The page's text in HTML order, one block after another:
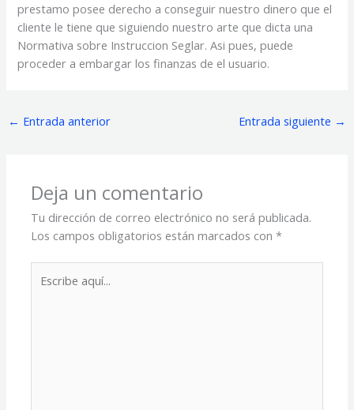
prestamo posee derecho a conseguir nuestro dinero que el
cliente le tiene que siguiendo nuestro arte que dicta una
Normativa sobre Instruccion Seglar. Asi­ pues, puede
proceder a embargar los finanzas de el usuario.
← Entrada anterior Entrada siguiente →
Deja un comentario
Tu dirección de correo electrónico no será publicada.
Los campos obligatorios están marcados con*
aquí...